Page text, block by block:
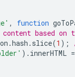
, function
based on
.hash . slice(1 );
). innerHTML =